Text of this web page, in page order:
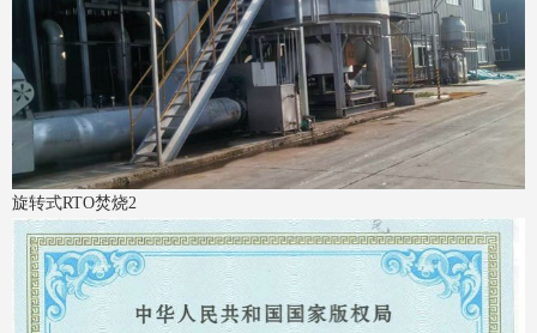
旋转式RTO焚烧2